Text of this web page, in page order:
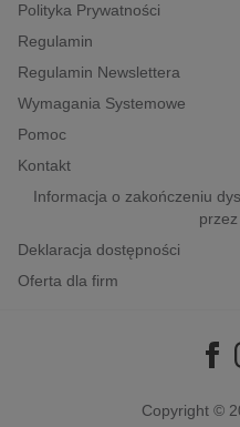
psychologiczne
inne
popularno-naukowe
historia
Polityka Prywatności
Regulamin
Regulamin Newslettera
Wymagania Systemowe
Pomoc
Kontakt
Informacja o zakończeniu
Deklaracja dostępności
Oferta dla firm
Copyright ©